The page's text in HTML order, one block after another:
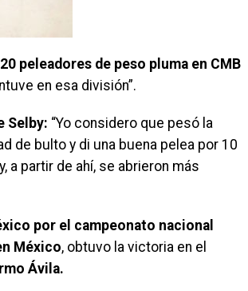
peleadores de peso pluma en CMB
en esa división”.
Selby: “Yo considero que pesó la
de bulto y di una buena pelea por 10
a partir de ahí, se abrieron más
por el campeonato nacional
México, obtuvo la victoria en el
Ávila.